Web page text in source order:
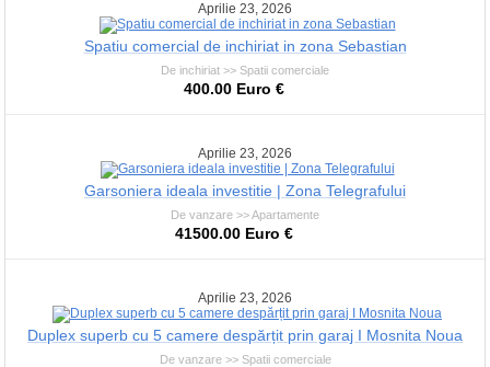
Aprilie 23, 2026
Spatiu comercial de inchiriat in zona Sebastian
De inchiriat >> Spatii comerciale
400.00 Euro €
Aprilie 23, 2026
Garsoniera ideala investitie | Zona Telegrafului
De vanzare >> Apartamente
41500.00 Euro €
Aprilie 23, 2026
Duplex superb cu 5 camere despărțit prin garaj I Mosnita Noua
De vanzare >> Spatii comerciale